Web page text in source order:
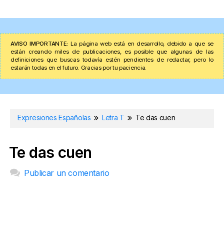
AVISO IMPORTANTE: La página web está en desarrollo, debido a que se
están creando miles de publicaciones, es posible que algunas de las
definiciones que buscas todavía estén pendientes de redactar, pero lo
estarán todas en el futuro. Gracias por tu paciencia.
Expresiones Españolas Letra T Te das cuen
Te das cuen
Publicar un comentario